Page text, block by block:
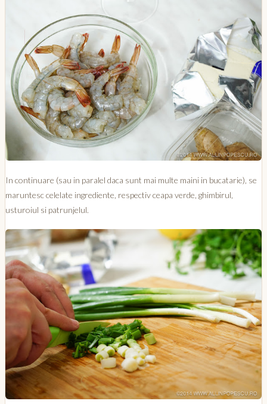
In continuare (sau in paralel daca sunt mai multe maini in bucatarie), se
maruntesc celelate ingrediente, respectiv ceapa verde, ghimbirul,
usturoiul si patrunjelul.